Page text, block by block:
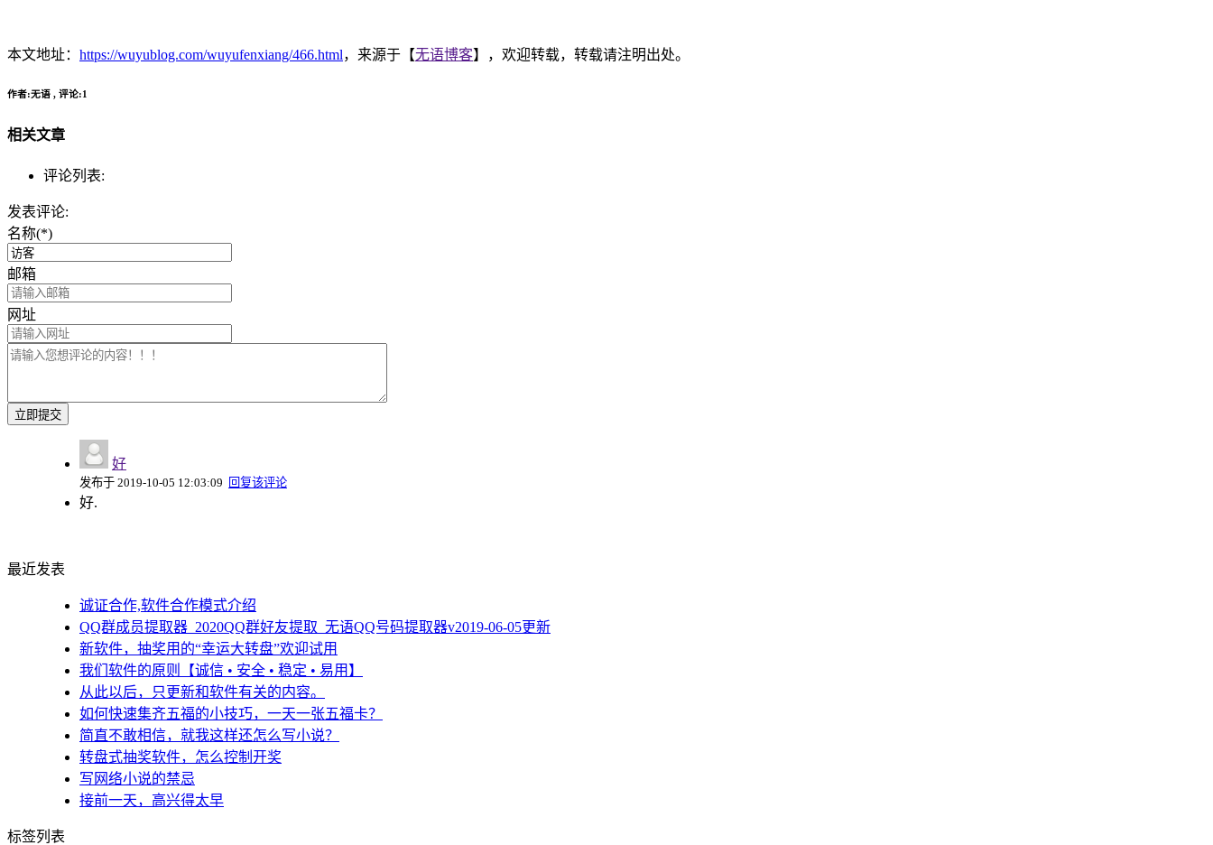
本文地址： https://wuyublog.com/wuyufenxiang/466.html，来源于【无语博客】，欢迎转载，转载请注明出处。
作者:无语 , 评论:1
相关文章
评论列表:
发表评论:
名称(*)
邮箱
网址
好
发布于 2019-10-05 12:03:09 回复该评论
好.
最近发表
诚证合作,软件合作模式介绍
QQ群成员提取器_2020QQ群好友提取_无语QQ号码提取器v2019-06-05更新
新软件，抽奖用的“幸运大转盘”欢迎试用
我们软件的原则【诚信 • 安全 • 稳定 • 易用】
从此以后，只更新和软件有关的内容。
如何快速集齐五福的小技巧，一天一张五福卡？
简直不敢相信，就我这样还怎么写小说？
转盘式抽奖软件，怎么控制开奖
写网络小说的禁忌
接前一天，高兴得太早
标签列表